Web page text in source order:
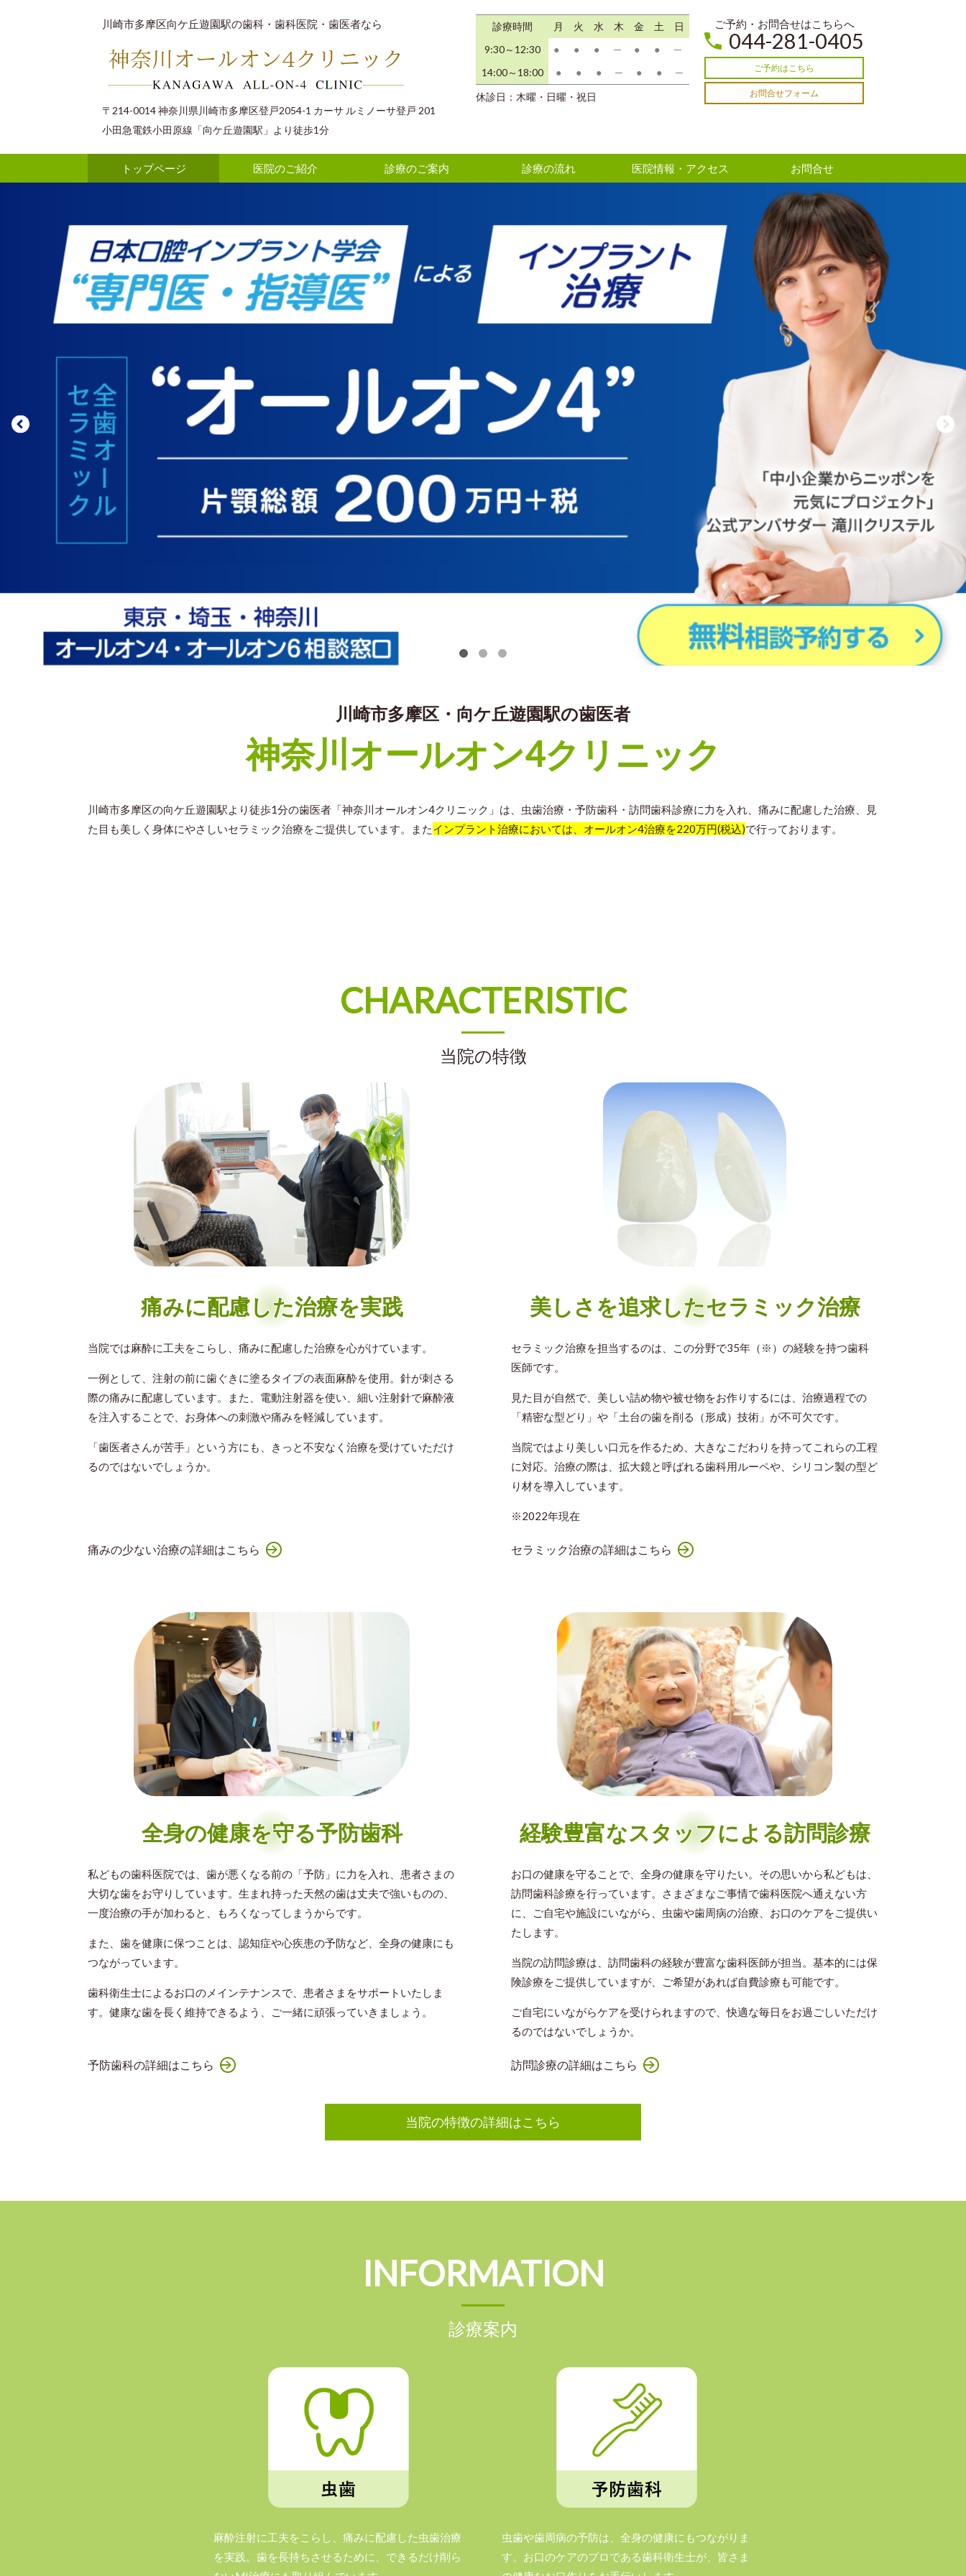
川崎市多摩区向ケ丘遊園駅の歯科・歯科医院・歯医者なら
〒214-0014 神奈川県川崎市多摩区登戸2054-1 カーサ ルミノーサ登戸 201
小田急電鉄小田原線「向ケ丘遊園駅」より徒歩1分
診療時間 月 火 水 木 金 土
日
9:30～12:30
● ● ● ─ ● ●
─
14:00～18:00
● ● ● ─ ● ●
─
休診日：木曜・日曜・祝日
ご予約・お問合せはこちらへ
044-281-0405
ご予約はこちら
お問合せフォーム
トップページ 医院のご紹介 診療のご案内 診療の流れ 医院情報・アクセス お問合せ
川崎市多摩区・向ケ丘遊園駅の歯医者
神奈川オールオン4クリニック
川崎市多摩区の向ケ丘遊園駅より徒歩1分の歯医者「神奈川オールオン4クリニック」は、虫歯治療・予防歯科・訪問歯科診療に力を入れ、痛みに配慮した治療、見
た目も美しく身体にやさしいセラミック治療をご提供しています。またインプラント治療においては、オールオン4治療を220万円(税込)で行っております。
CHARACTERISTIC
当院の特徴
痛みに配慮した治療を実践
当院では麻酔に工夫をこらし、痛みに配慮した治療を心がけています。
一例として、注射の前に歯ぐきに塗るタイプの表面麻酔を使用。針が刺さる
際の痛みに配慮しています。また、電動注射器を使い、細い注射針で麻酔液
を注入することで、お身体への刺激や痛みを軽減しています。
「歯医者さんが苦手」という方にも、きっと不安なく治療を受けていただけ
るのではないでしょうか。
痛みの少ない治療の詳細はこちら
美しさを追求したセラミック治療
セラミック治療を担当するのは、この分野で35年（※）の経験を持つ歯科
医師です。
見た目が自然で、美しい詰め物や被せ物をお作りするには、治療過程での
「精密な型どり」や「土台の歯を削る（形成）技術」が不可欠です。
当院ではより美しい口元を作るため、大きなこだわりを持ってこれらの工程
に対応。治療の際は、拡大鏡と呼ばれる歯科用ルーペや、シリコン製の型ど
り材を導入しています。
※2022年現在
セラミック治療の詳細はこちら
全身の健康を守る予防歯科
私どもの歯科医院では、歯が悪くなる前の「予防」に力を入れ、患者さまの
大切な歯をお守りしています。生まれ持った天然の歯は丈夫で強いものの、
一度治療の手が加わると、もろくなってしまうからです。
また、歯を健康に保つことは、認知症や心疾患の予防など、全身の健康にも
つながっています。
歯科衛生士によるお口のメインテナンスで、患者さまをサポートいたしま
す。健康な歯を長く維持できるよう、ご一緒に頑張っていきましょう。
予防歯科の詳細はこちら
経験豊富なスタッフによる訪問診療
お口の健康を守ることで、全身の健康を守りたい。その思いから私どもは、
訪問歯科診療を行っています。さまざまなご事情で歯科医院へ通えない方
に、ご自宅や施設にいながら、虫歯や歯周病の治療、お口のケアをご提供い
たします。
当院の訪問診療は、訪問歯科の経験が豊富な歯科医師が担当。基本的には保
険診療をご提供していますが、ご希望があれば自費診療も可能です。
ご自宅にいながらケアを受けられますので、快適な毎日をお過ごしいただけ
るのではないでしょうか。
訪問診療の詳細はこちら
当院の特徴の詳細はこちら
INFORMATION
診療案内
麻酔注射に工夫をこらし、痛みに配慮した虫歯治療
を実践。歯を長持ちさせるために、できるだけ削ら
虫歯や歯周病の予防は、全身の健康にもつながりま
す。お口のケアのプロである歯科衛生士が、皆さま